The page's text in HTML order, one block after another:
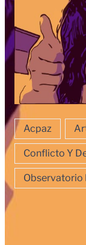
Acpaz
Conflicto Y
Observatorio